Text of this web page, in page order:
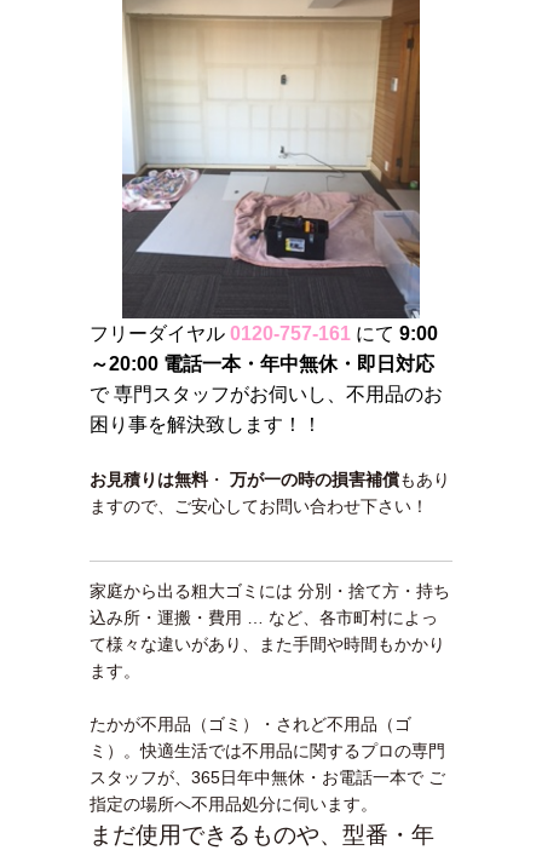
フリーダイヤル 0120-757-161 にて 9:00
～20:00 電話一本・年中無休・即日対応
で 専門スタッフがお伺いし、不用品のお
困り事を解決致します！！
お見積りは無料・ 万が一の時の損害補償もあり
ますので、ご安心してお問い合わせ下さい！
家庭から出る粗大ゴミには 分別・捨て方・持ち
込み所・運搬・費用 … など、各市町村によっ
て様々な違いがあり、また手間や時間もかかり
ます。
たかが不用品（ゴミ）・されど不用品（ゴ
ミ）。快適生活では不用品に関するプロの専門
スタッフが、365日年中無休・お電話一本で ご
指定の場所へ不用品処分に伺います。
まだ使用できるものや、型番・年